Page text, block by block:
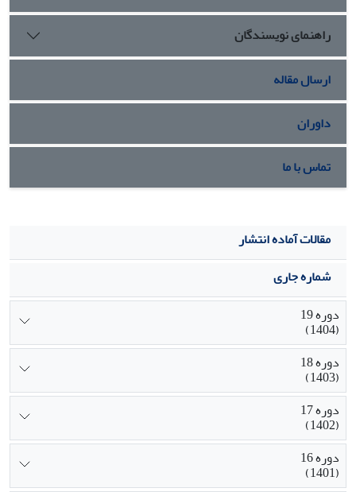
به‌عنوان یک انسان اجتماعی تجربۀ منحصربه‌فرد خود را دارد که
بر گزینه‌ها و استراتژی‌هایش در رفع موانع خوشبختی تأثیر
می‌گذارد.
راهنمای نویسندگان
ارسال مقاله
داوران
تماس با ما
مقالات آماده انتشار
شماره جاری
دوره 19
(1404)
دوره 18
(1403)
دوره 17
(1402)
دوره 16
(1401)